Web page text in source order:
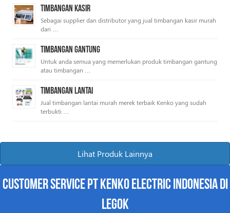
Timbangan Kasir
Sebagai supplier dan distributor yang jual timbangan kasir murah
dari …
Timbangan Gantung
Untuk anda semua yang memerlukan produk timbangan gantung
atau timbangan …
Timbangan Lantai
Jual timbangan lantai murah merek terbaik Kenko yang sudah
terbukti …
Lihat Produk Lainnya
Customer Service PT Kenko Electric Indonesia di
Legok